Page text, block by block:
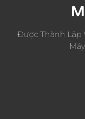
Được Thành Lập